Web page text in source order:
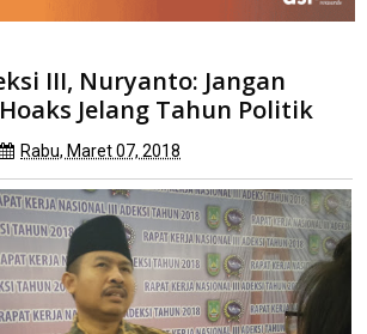
Jangan Tebar Berita Hoaks Jelang
III, Nuryanto: Jangan
Jelang Tahun Politik
Rabu, Maret 07, 2018